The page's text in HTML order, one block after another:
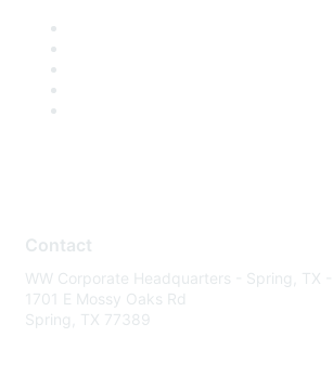
Contact
WW Corporate Headquarters - Spring, TX
1701 E Mossy Oaks Rd
Spring, TX 77389